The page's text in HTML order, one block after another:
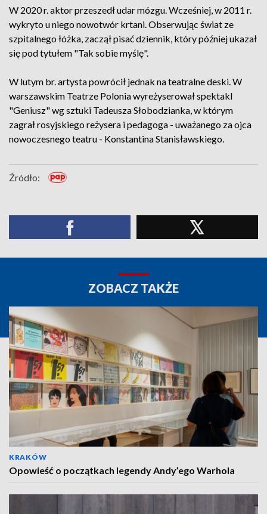
W 2020 r. aktor przeszedł udar mózgu. Wcześniej, w 2011 r.
wykryto u niego nowotwór krtani. Obserwując świat ze
szpitalnego łóżka, zaczął pisać dziennik, który później ukazał
się pod tytułem "Tak sobie myślę".
W lutym br. artysta powrócił jednak na teatralne deski. W
warszawskim Teatrze Polonia wyreżyserował spektakl
"Geniusz" wg sztuki Tadeusza Słobodzianka, w którym
zagrał rosyjskiego reżysera i pedagoga - uważanego za ojca
nowoczesnego teatru - Konstantina Stanisławskiego.
Źródło:
ZOBACZ TAKŻE
KRAKÓW
Opowieść o początkach legendy Andy’ego Warhola